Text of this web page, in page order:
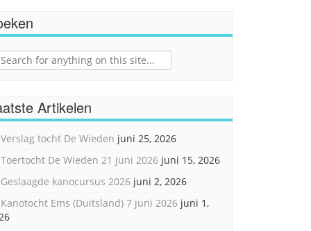
Artikelen
Verslag tocht De Wieden juni 25, 2026
Toertocht De Wieden 21 juni 2026 juni 15, 2026
Geslaagde kanocursus 2026 juni 2, 2026
Kanotocht Ems (Duitsland) 7 juni 2026 juni 1,